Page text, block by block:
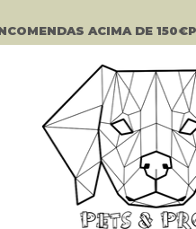
ACIMA DE 150€